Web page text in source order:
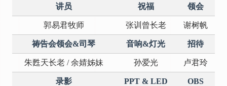
讲员 祝福 领会
郭易君牧师 张训曾长老 谢树帆
祷告会领会&司琴 音响&灯光 招待
朱甦天长老 / 余婧姊妹 孙爱光 卢君玲
录影 PPT & LED OBS